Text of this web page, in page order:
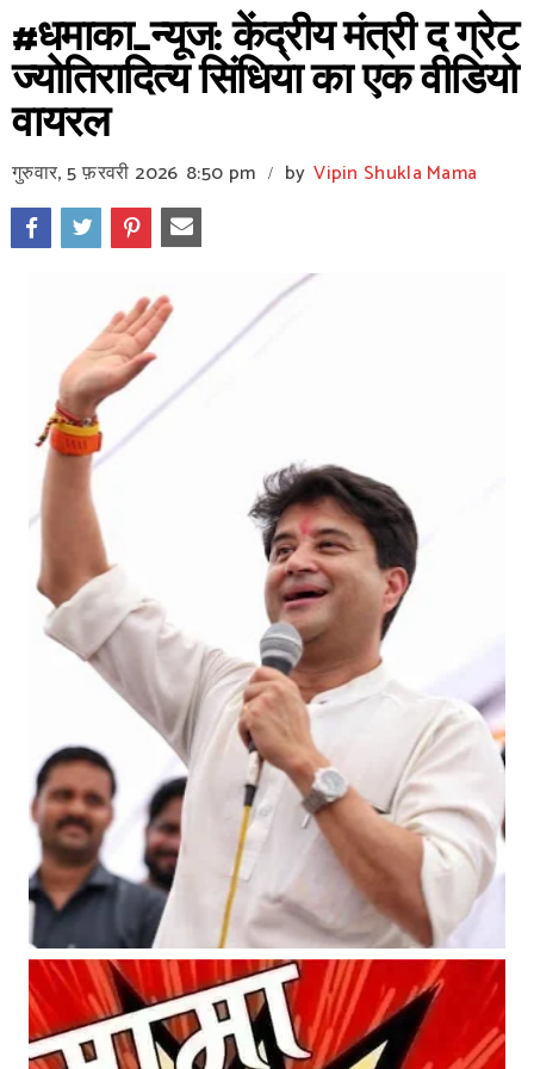
#धमाका_न्यूज: केंद्रीय मंत्री द ग्रेट
ज्योतिरादित्य सिंधिया का एक वीडियो
वायरल
गुरुवार, 5 फ़रवरी 2026 8:50 pm / by Vipin Shukla Mama